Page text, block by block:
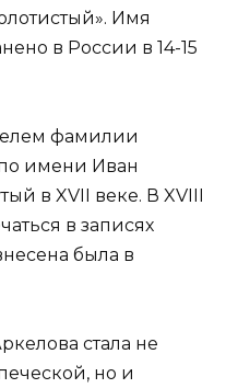
Имя
в России в 14-15
фамилии
имени Иван
в XVII веке. В XVIII
в записях
была в
стала не
но и